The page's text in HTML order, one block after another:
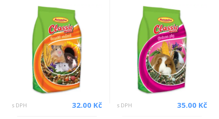
s DPH 32.00 Kč s DPH 35.00 Kč